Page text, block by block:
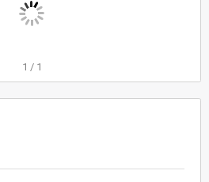
1 / 1